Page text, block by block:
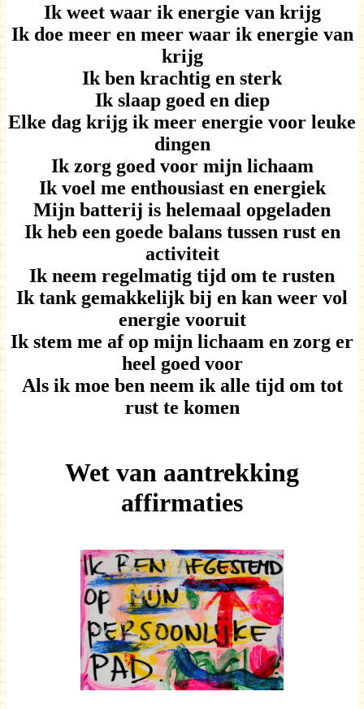
Ik weet waar ik energie van krijg
Ik doe meer en meer waar ik energie van
krijg
Ik ben krachtig en sterk
Ik slaap goed en diep
Elke dag krijg ik meer energie voor leuke
dingen
Ik zorg goed voor mijn lichaam
Ik voel me enthousiast en energiek
Mijn batterij is helemaal opgeladen
Ik heb een goede balans tussen rust en
activiteit
Ik neem regelmatig tijd om te rusten
Ik tank gemakkelijk bij en kan weer vol
energie vooruit
Ik stem me af op mijn lichaam en zorg er
heel goed voor
Als ik moe ben neem ik alle tijd om tot
rust te komen
Wet van aantrekking
affirmaties